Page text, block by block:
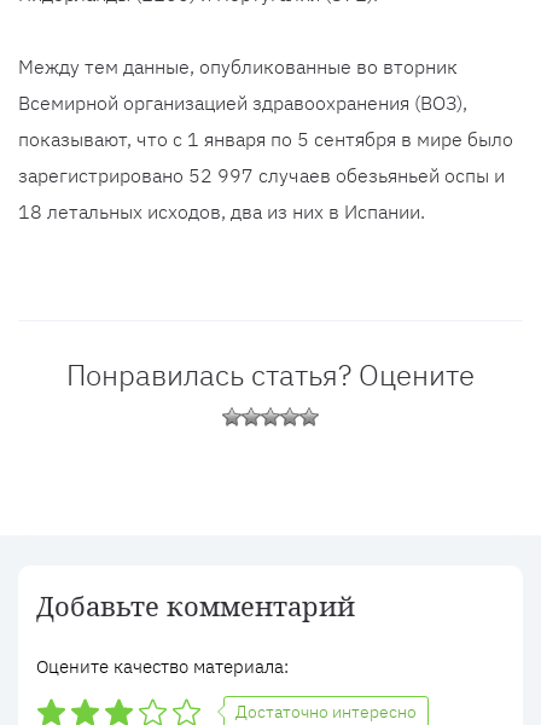
Между тем данные, опубликованные во вторник
Всемирной организацией здравоохранения (ВОЗ),
показывают, что с 1 января по 5 сентября в мире было
зарегистрировано 52 997 случаев обезьяньей оспы и
18 летальных исходов, два из них в Испании.
Понравилась статья? Оцените
Добавьте комментарий
Оцените качество материала:
Достаточно интересно